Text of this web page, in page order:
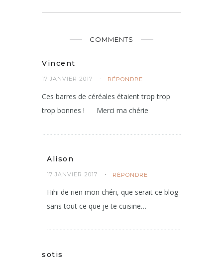
COMMENTS
Vincent
17 JANVIER 2017 RÉPONDRE
Ces barres de céréales étaient trop trop
trop bonnes !
Merci ma chérie
Alison
17 JANVIER 2017 RÉPONDRE
Hihi de rien mon chéri, que serait ce blog
sans tout ce que je te cuisine…
sotis